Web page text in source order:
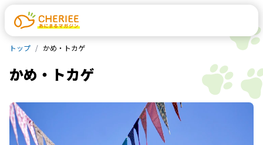
トップ かめ・トカゲ
かめ・トカゲ